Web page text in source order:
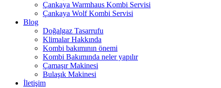
Çankaya Warmhaus Kombi Servisi
Çankaya Wolf Kombi Servisi
Blog
Doğalgaz Tasarrufu
Klimalar Hakkında
Kombi bakımının önemi
Kombi Bakımında neler yapılır
Çamaşır Makinesi
Bulaşık Makinesi
İletişim